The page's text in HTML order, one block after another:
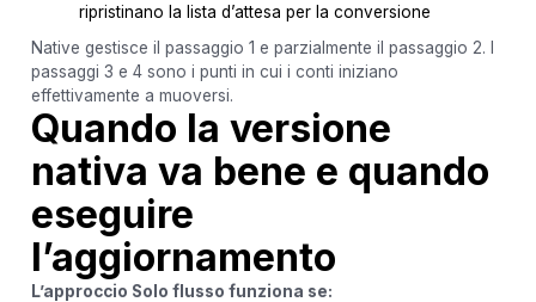
ripristinano la lista d’attesa per la conversione
Native gestisce il passaggio 1 e parzialmente il passaggio 2. I
passaggi 3 e 4 sono i punti in cui i conti iniziano
effettivamente a muoversi.
Quando la versione
nativa va bene e quando
eseguire
l’aggiornamento
L’approccio Solo flusso funziona se: